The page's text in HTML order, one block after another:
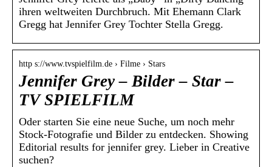
ihren weltweiten Durchbruch. Mit Ehemann Clark
Gregg hat Jennifer Grey Tochter Stella Gregg.
http s://www.tvspielfilm.de › Filme › Stars
Jennifer Grey – Bilder – Star –
TV SPIELFILM
Oder starten Sie eine neue Suche, um noch mehr
Stock-Fotografie und Bilder zu entdecken. Showing
Editorial results for jennifer grey. Lieber in Creative
suchen?